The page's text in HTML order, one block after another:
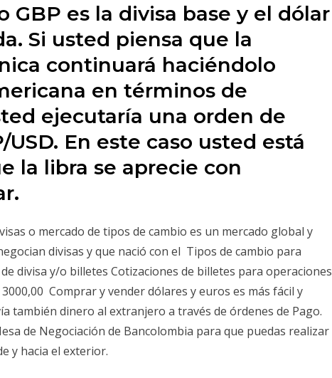
GBP es la divisa base y el dólar
Si usted piensa que la
continuará haciéndolo
en términos de
ejecutaría una orden de
En este caso usted está
la libra se aprecie con
o mercado de tipos de cambio es un mercado global y
divisas y que nació con el Tipos de cambio para
divisa y/o billetes Cotizaciones de billetes para operaciones
Comprar y vender dólares y euros es más fácil y
también dinero al extranjero a través de órdenes de Pago.
de Negociación de Bancolombia para que puedas realizar
y hacia el exterior.